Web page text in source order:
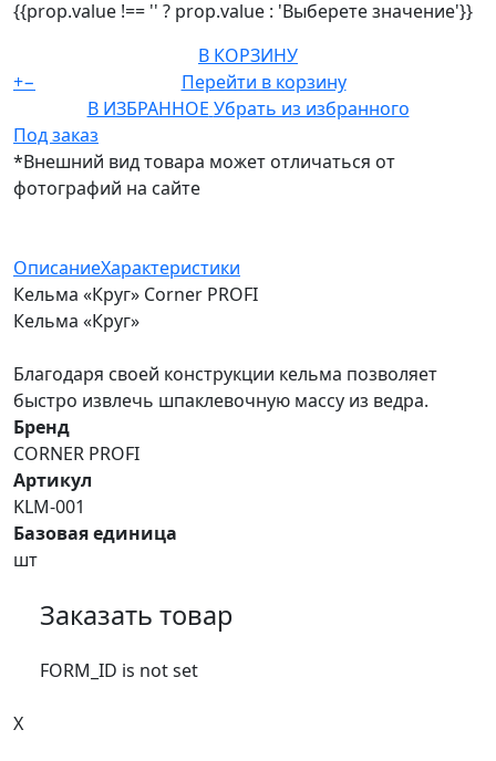
{{prop.value !== '' ? prop.value : 'Выберете значение'}}
В КОРЗИНУ
+−
Перейти в корзину
В ИЗБРАННОЕ Убрать из избранного
Под заказ
*Внешний вид товара может отличаться от
фотографий на сайте
ОписаниеХарактеристики
Кельма «Круг» Corner PROFI
Кельма «Круг»
Благодаря своей конструкции кельма позволяет
быстро извлечь шпаклевочную массу из ведра.
Бренд
CORNER PROFI
Артикул
KLM-001
Базовая единица
шт
Заказать товар
FORM_ID is not set
X